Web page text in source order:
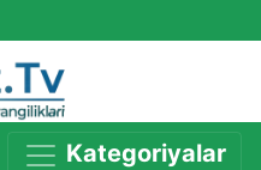
Kategoriyalar